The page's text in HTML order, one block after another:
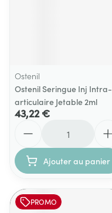
Ostenil
Ostenil Seringue Inj Intra-
articulaire Jetable 2ml
43,22 €
Ajouter au panier
PROMO